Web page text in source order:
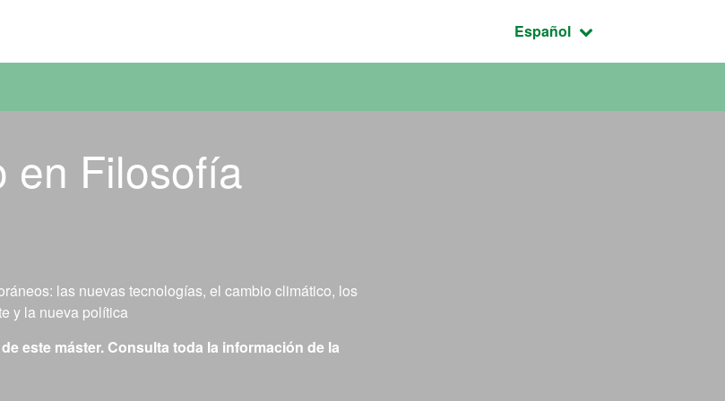
Idioma seleccionado:
Español
en Filosofía
las nuevas tecnologías, el cambio climático, los
y la nueva política
este máster. Consulta toda la información de la